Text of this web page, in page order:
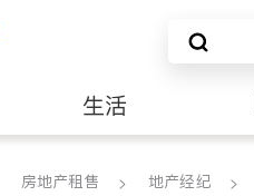
生活
非盈利组织
房地产租售 地产经纪